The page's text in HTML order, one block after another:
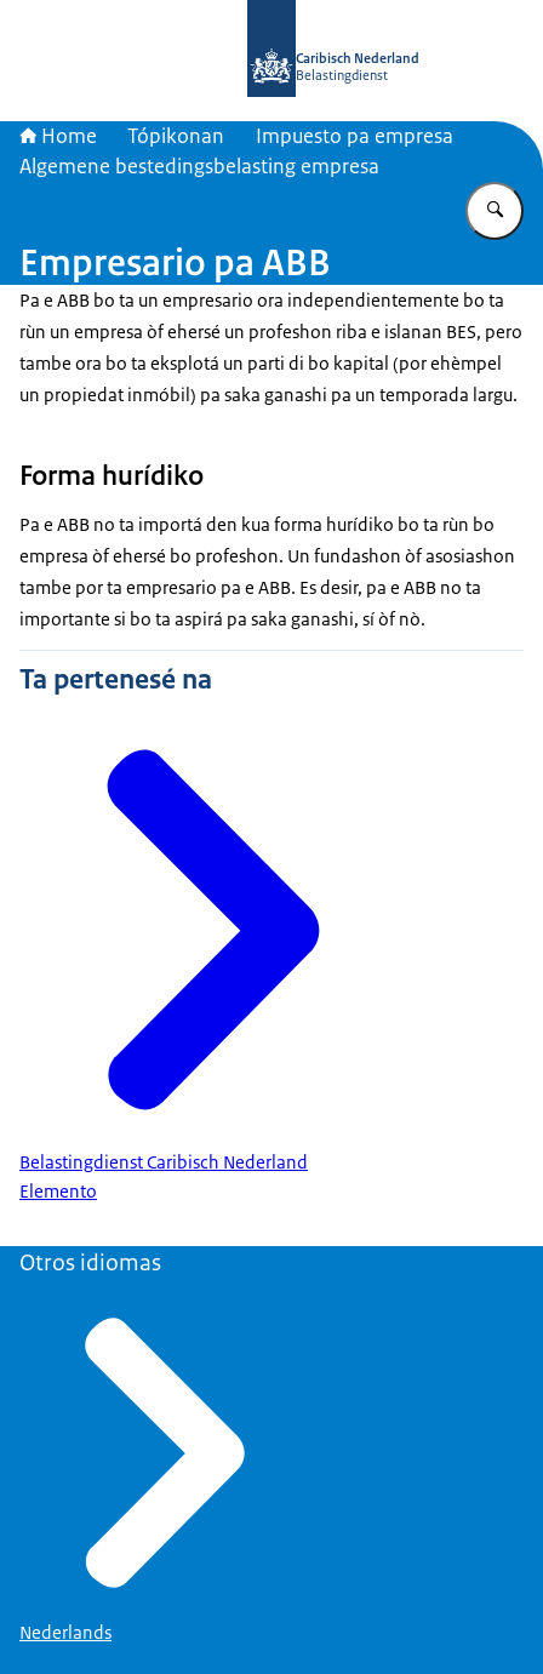
Caribisch Nederland
Belastingdienst
Home Tópikonan
Impuesto pa empresa
Algemene bestedingsbelasting empresa
Empresario pa ABB
Pa e ABB bo ta un empresario ora independientemente bo ta
rùn un empresa òf ehersé un profeshon riba e islanan BES, pero
tambe ora bo ta eksplotá un parti di bo kapital (por ehèmpel
un propiedat inmóbil) pa saka ganashi pa un temporada largu.
Forma hurídiko
Pa e ABB no ta importá den kua forma hurídiko bo ta rùn bo
empresa òf ehersé bo profeshon. Un fundashon òf asosiashon
tambe por ta empresario pa e ABB. Es desir, pa e ABB no ta
importante si bo ta aspirá pa saka ganashi, sí òf nò.
Ta pertenesé na
Belastingdienst Caribisch Nederland
Elemento
Otros idiomas
Nederlands